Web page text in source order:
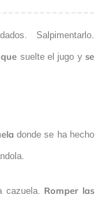
Salpimentarlo.
suelte el jugo yse
donde se ha hecho
Romper las